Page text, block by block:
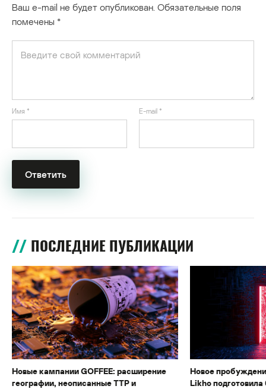
Ваш e-mail не будет опубликован. Обязательные поля
помечены *
Имя * E-mail *
ПОСЛЕДНИЕ ПУБЛИКАЦИИ
Новые кампании GOFFEE: расширение
географии, неописанные TTP и
Новое
Likho